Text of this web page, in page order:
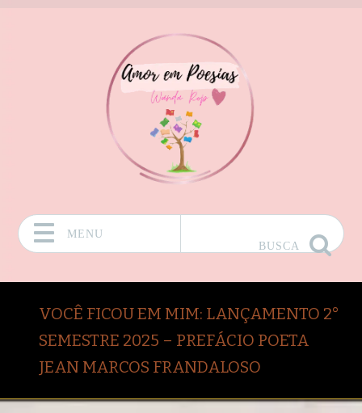
MENU
BUSCA
VOCÊ FICOU EM MIM: LANÇAMENTO 2°
SEMESTRE 2025 – PREFÁCIO POETA
JEAN MARCOS FRANDALOSO